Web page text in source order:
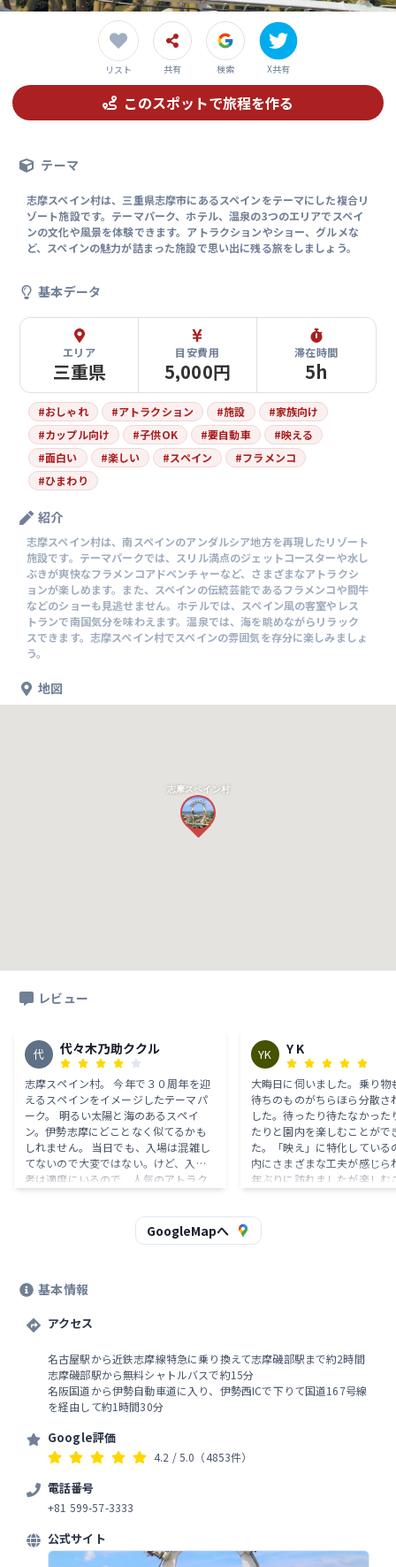
リスト 共有 検索 X共有
このスポットで旅程を作る
テーマ
志摩スペイン村は、三重県志摩市にあるスペインをテーマにした複合リ
ゾート施設です。テーマパーク、ホテル、温泉の3つのエリアでスペイ
ンの文化や風景を体験できます。アトラクションやショー、グルメな
ど、スペインの魅力が詰まった施設で思い出に残る旅をしましょう。
基本データ
エリア
三重県
目安費用
5,000円
滞在時間
5h
#おしゃれ #アトラクション #施設 #家族向け
#カップル向け #子供OK #要自動車 #映える
#面白い #楽しい #スペイン #フラメンコ
#ひまわり
紹介
志摩スペイン村は、南スペインのアンダルシア地方を再現したリゾート
施設です。テーマパークでは、スリル満点のジェットコースターや水し
ぶきが爽快なフラメンコアドベンチャーなど、さまざまなアトラクシ
ョンが楽しめます。また、スペインの伝統芸能であるフラメンコや闘牛
などのショーも見逃せません。ホテルでは、スペイン風の客室やレス
トランで南国気分を味わえます。温泉では、海を眺めながらリラック
スできます。志摩スペイン村でスペインの雰囲気を存分に楽しみましょ
う。
地図
志摩スペイン村
レビュー
代 代々木乃助ククル
志摩スペイン村。 今年で３０周年を迎
えるスペインをイメージしたテーマパ
ーク。 明るい太陽と海のあるスペイ
ン。伊勢志摩にどことなく似てるかも
しれません。 当日でも、入場は混雑し
てないので大変ではない。けど、入園
者は適度にいるので、人気のアトラク
なのはびっくり。 思った以上に自然と
共生できるテーマパークになってい
YK Y K
大晦日に伺いました。乗り物
待ちのものがちらほら分散さ
した。待ったり待たなかった
たりと園内を楽しむことがで
た。「映え」に特化している
内にさまざまな工夫が感じら
年ぶりに訪れましたが楽しむ
影機能が設置されており、驚
た！ピレネーはやはりさすが
ならではかなと思いました。
は中がもちもちで、どのテー
よりも美味しいと感じました
GoogleMapへ
基本情報
アクセス
名古屋駅から近鉄志摩線特急に乗り換えて志摩磯部駅まで約2時間
志摩磯部駅から無料シャトルバスで約15分
名阪国道から伊勢自動車道に入り、伊勢西ICで下りて国道167号線
を経由して約1時間30分
Google評価
4.2 / 5.0 （4853件）
電話番号
+81 599-57-3333
公式サイト